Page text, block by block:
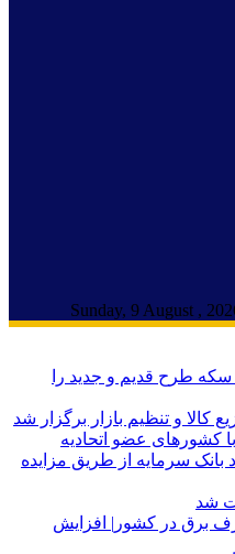
طرح قدیم و جدید را
و تنظیم بازار برگزار شد
کشورهای عضو اتحادیه
بانک سرمایه از طریق مزایده
برق در کشور| افزایش